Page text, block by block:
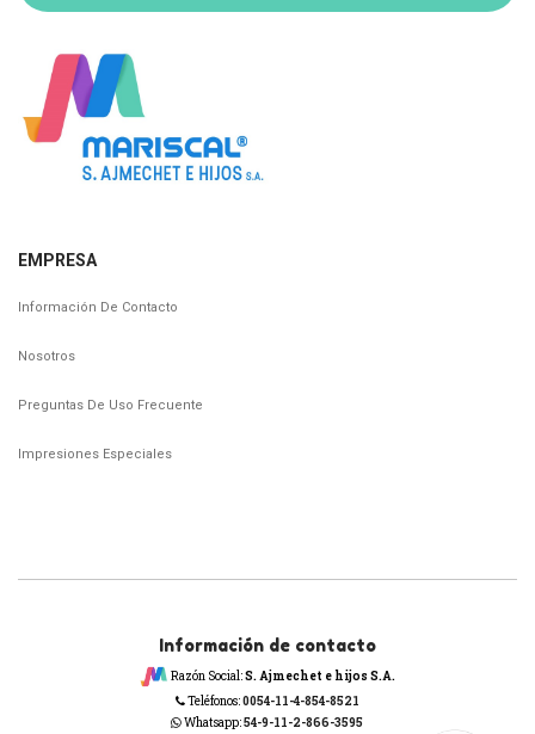
EMPRESA
Información De Contacto
Nosotros
Preguntas De Uso Frecuente
Impresiones Especiales
Información de contacto
Razón Social:S. Ajmechet e hijos S.A.
Teléfonos:0054-11-4-854-8521
Whatsapp:54-9-11-2-866-3595